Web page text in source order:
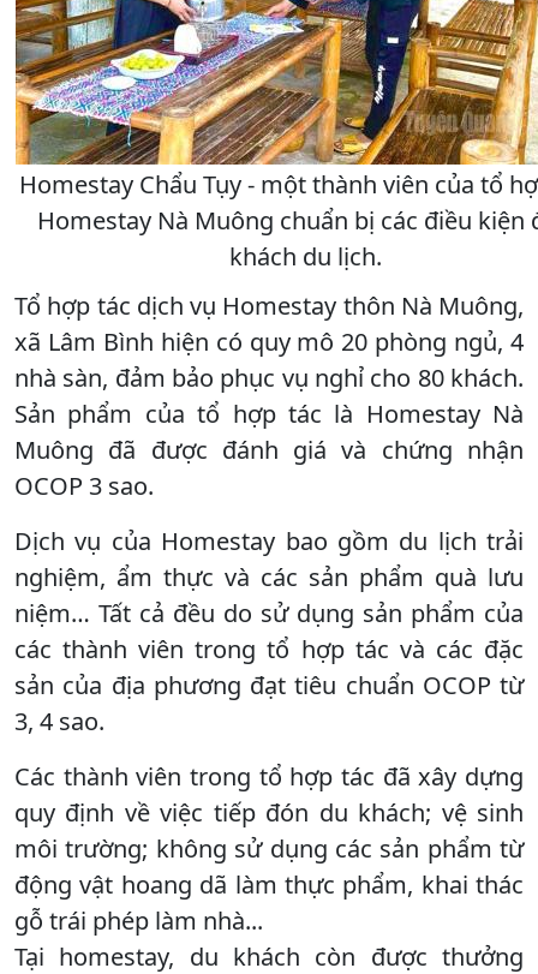
Homestay Chẩu Tụy - một thành viên của tổ
Homestay Nà Muông chuẩn bị các điều kiện
khách du lịch.
Tổ hợp tác dịch vụ Homestay thôn Nà Muông,
xã Lâm Bình hiện có quy mô 20 phòng ngủ, 4
nhà sàn, đảm bảo phục vụ nghỉ cho 80 khách.
Sản phẩm của tổ hợp tác là Homestay Nà
Muông đã được đánh giá và chứng nhận
OCOP 3 sao.
Dịch vụ của Homestay bao gồm du lịch trải
nghiệm, ẩm thực và các sản phẩm quà lưu
niệm… Tất cả đều do sử dụng sản phẩm của
các thành viên trong tổ hợp tác và các đặc
sản của địa phương đạt tiêu chuẩn OCOP từ
3, 4 sao.
Các thành viên trong tổ hợp tác đã xây dựng
quy định về việc tiếp đón du khách; vệ sinh
môi trường; không sử dụng các sản phẩm từ
động vật hoang dã làm thực phẩm, khai thác
gỗ trái phép làm nhà...
Tại homestay, du khách còn được thưởng